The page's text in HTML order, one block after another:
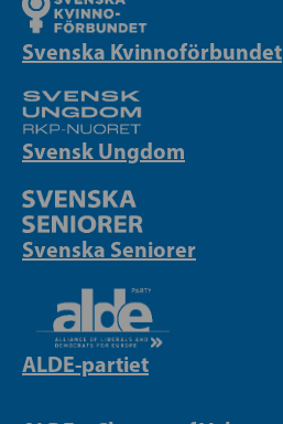
Svenska Kvinnoförbundet
Svensk Ungdom
Svenska Seniorer
ALDE-partiet